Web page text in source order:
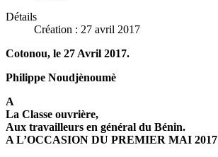
Détails
Création : 27 avril 2017
Cotonou, le 27 Avril 2017.
Philippe Noudjènoumè
A
La Classe ouvrière,
Aux travailleurs en général du Bénin.
A L’OCCASION DU PREMIER MAI 2017